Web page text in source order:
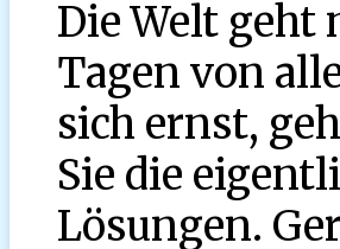
Die Welt geht
Tagen von
sich ernst,
Sie die
Lösungen.